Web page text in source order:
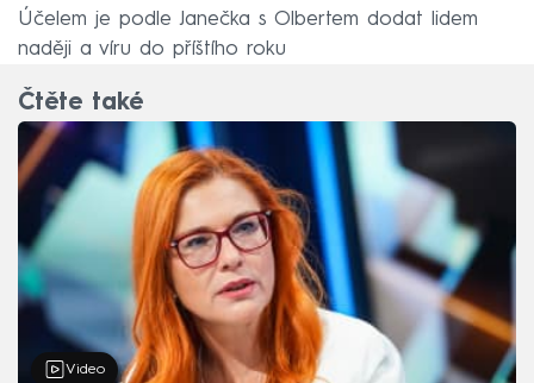
Účelem je podle Janečka s Olbertem dodat lidem
naději a víru do příštího roku
Čtěte také
Video